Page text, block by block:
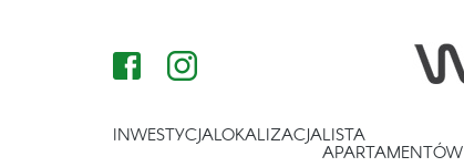
INWESTYCJALOKALIZACJALISTA
APARTAMENTÓW